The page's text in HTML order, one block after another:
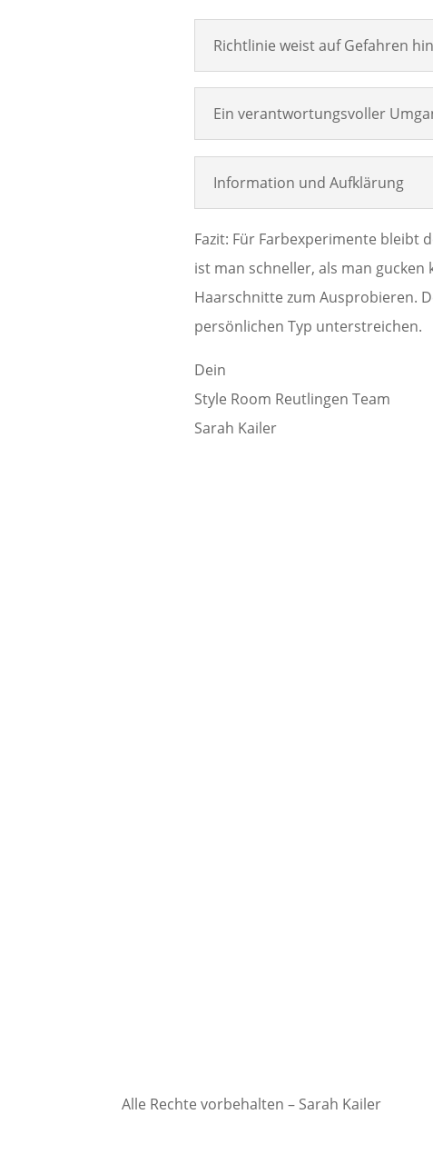
Richtlinie weist auf Gefahren hin
Ein verantwortungsvoller
Information und Aufklärung
Fazit: Für Farbexperimente bleibt
ist man schneller, als man gucken
Haarschnitte zum Ausprobieren.
persönlichen Typ unterstreichen.
Dein
Style Room Reutlingen Team
Sarah Kailer
Alle Rechte vorbehalten – Sarah Kailer